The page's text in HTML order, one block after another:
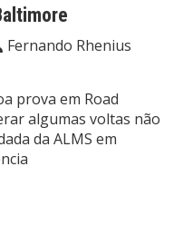
Fernando Rhenius
prova em Road
algumas voltas não
da ALMS em